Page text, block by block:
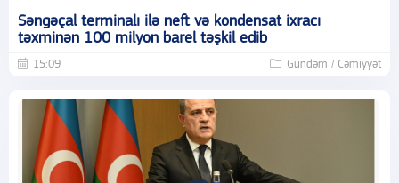
Səngəçal terminalı ilə neft və kondensat ixracı
təxminən 100 milyon barel təşkil edib
15:09 Gündəm / Cəmiyyət